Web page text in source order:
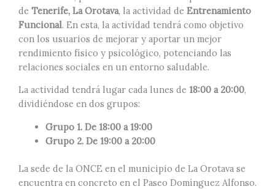
de Tenerife, La Orotava, la actividad de Entrenamiento
Funcional. En esta, la actividad tendrá como objetivo
con los usuarios de mejorar y aportar un mejor
rendimiento físico y psicológico, potenciando las
relaciones sociales en un entorno saludable.
La actividad tendrá lugar cada lunes de 18:00 a 20:00,
dividiéndose en dos grupos:
Grupo 1. De 18:00 a 19:00
Grupo 2. De 19:00 a 20:00
La sede de la ONCE en el municipio de La Orotava se
encuentra en concreto en el Paseo Domínguez Alfonso.